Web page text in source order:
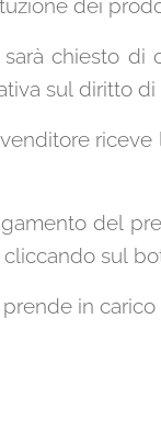
dei
chiesto di
sul diritto
del
cliccando sul
in